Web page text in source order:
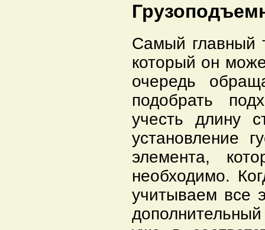
Самый главный
который он
очередь
подобрать
учесть длину
установление
элемента,
необходимо.
учитываем все